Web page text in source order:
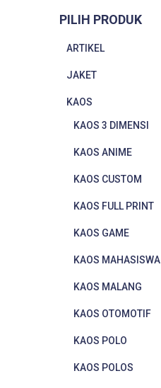
PILIH PRODUK
ARTIKEL
JAKET
KAOS
KAOS 3 DIMENSI
KAOS ANIME
KAOS CUSTOM
KAOS FULL PRINT
KAOS GAME
KAOS MAHASISWA
KAOS MALANG
KAOS OTOMOTIF
KAOS POLO
KAOS POLOS